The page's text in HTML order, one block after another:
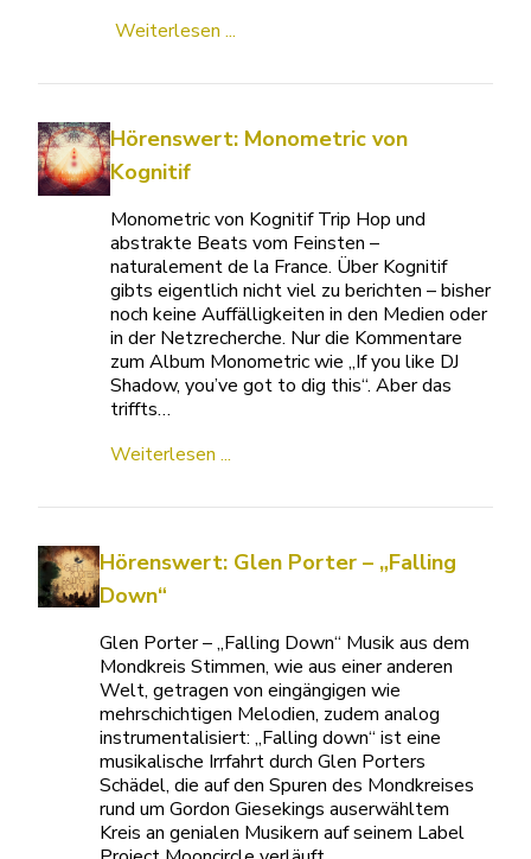
Weiterlesen ...
Hörenswert: Monometric von
Kognitif
Monometric von Kognitif Trip Hop und
abstrakte Beats vom Feinsten –
naturalement de la France. Über Kognitif
gibts eigentlich nicht viel zu berichten – bisher
noch keine Auffälligkeiten in den Medien oder
in der Netzrecherche. Nur die Kommentare
zum Album Monometric wie „If you like DJ
Shadow, you’ve got to dig this“. Aber das
triffts…
Weiterlesen ...
Hörenswert: Glen Porter – „Falling
Down“
Glen Porter – „Falling Down“ Musik aus dem
Mondkreis Stimmen, wie aus einer anderen
Welt, getragen von eingängigen wie
mehrschichtigen Melodien, zudem analog
instrumentalisiert: „Falling down“ ist eine
musikalische Irrfahrt durch Glen Porters
Schädel, die auf den Spuren des Mondkreises
rund um Gordon Giesekings auserwähltem
Kreis an genialen Musikern auf seinem Label